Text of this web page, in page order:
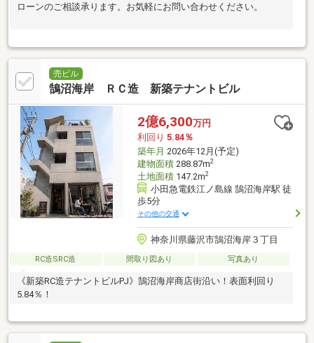
ローンのご相談承ります。お気軽にお問い合わせください。
売ビル
鵠沼海岸 ＲＣ造 新築テナントビル
2億6,300万円
利回り 5.84％
築年月 2026年12月(予定)
建物面積288.87m2
土地面積147.2m2
小田急電鉄江ノ島線 鵠沼海岸駅 徒
歩5分
その他の交通
神奈川県藤沢市鵠沼海岸３丁目
RC造SRC造 間取り図あり 写真あり
《新築RC造テナントビルPJ》鵠沼海岸商店街沿い！表面利回り
5.84％！